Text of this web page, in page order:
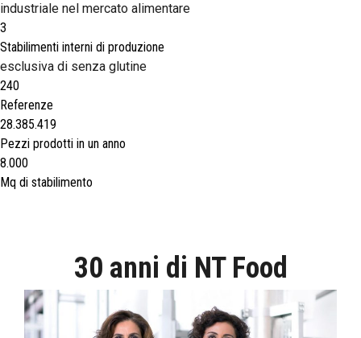
industriale nel mercato alimentare
3
Stabilimenti interni di produzione
esclusiva di senza glutine
240
Referenze
28.385.419
Pezzi prodotti in un anno
8.000
Mq di stabilimento
30 anni di NT Food